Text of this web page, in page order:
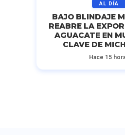
AL DÍA
BAJO BLINDAJE
REABRE LA
AGUACATE EN
CLAVE DE
Hace 15